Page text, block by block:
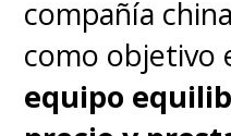
más de uso.
compañía
como objetivo
equipo